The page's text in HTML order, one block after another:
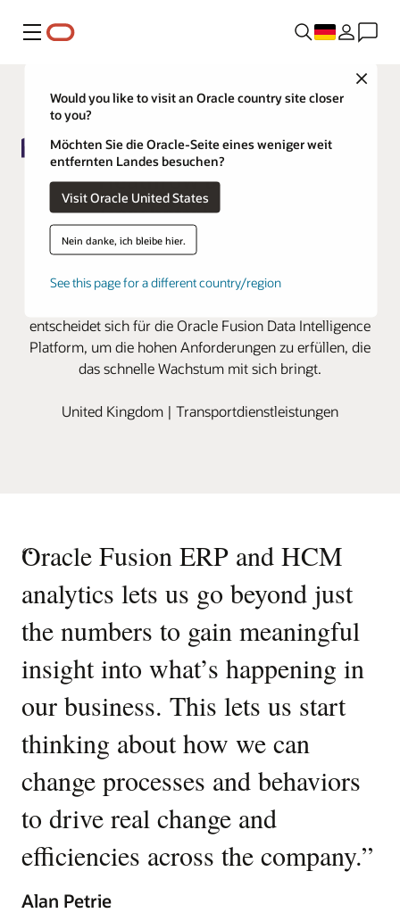
Menü
Close
Would you like to visit an Oracle country site closer
to you?
Möchten Sie die Oracle-Seite eines weniger weit
entfernten Landes besuchen?
Visit Oracle United States
Nein danke, ich bleibe hier.
See this page for a different country/region
Heathrow bewältigt
Geschäftsboom mit
umfassenderen ERP- und HCM-
Analysen
entscheidet sich für die Oracle Fusion Data Intelligence
Platform, um die hohen Anforderungen zu erfüllen, die
das schnelle Wachstum mit sich bringt.
United Kingdom | Transportdienstleistungen
“
Oracle Fusion ERP and HCM
analytics lets us go beyond just
the numbers to gain meaningful
insight into what’s happening in
our business. This lets us start
thinking about how we can
change processes and behaviors
to drive real change and
efficiencies across the company.”
Alan Petrie